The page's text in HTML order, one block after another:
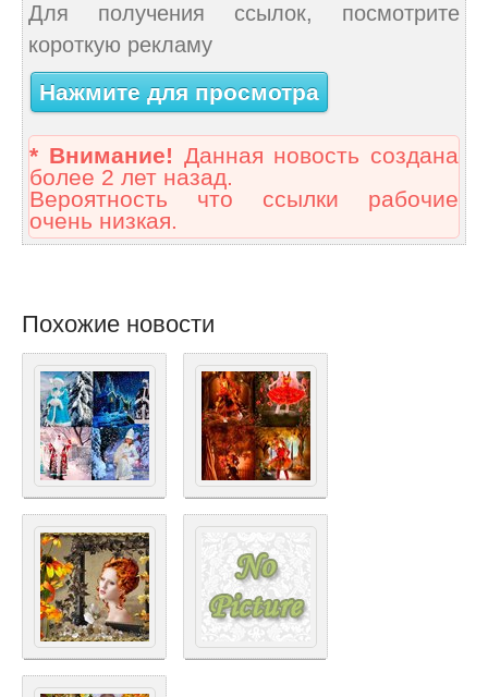
Для получения ссылок, посмотрите
короткую рекламу
Нажмите для просмотра
* Внимание! Данная новость создана
более 2 лет назад.
Вероятность что ссылки рабочие
очень низкая.
Похожие новости